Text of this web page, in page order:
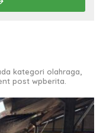
kategori olahraga,
post wpberita.